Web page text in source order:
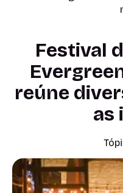
Festival
reúne
as